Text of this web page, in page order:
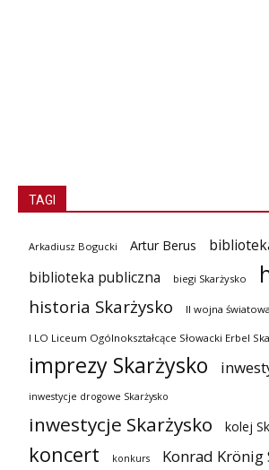
TAGI
Arkadiusz Bogucki Artur Berus
biblioteka publiczna
biegi Skarżysko
historia Skarżysko II wojna światowa
I LO Liceum Ogólnokształcące Słowacki Erbel
imprezy Skarżysko
inwestycje drogowe Skarżysko
inwestycje Skarżysko kolej
koncert konkurs Konrad Krönig